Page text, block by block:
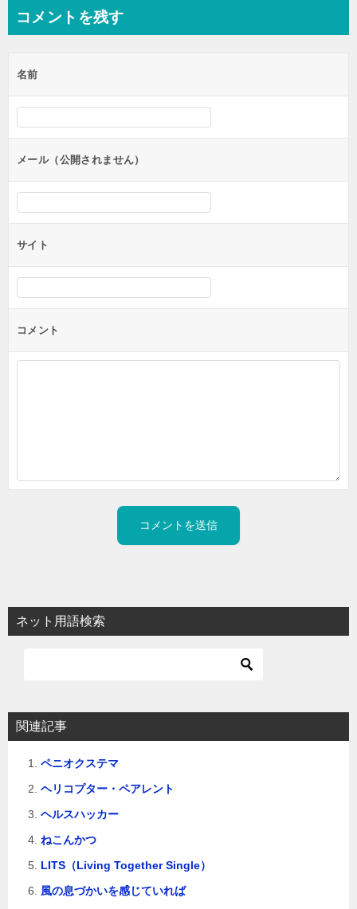
ビ
ー
シ
ン
コメントを残す
名前
メール（公開されません）
サイト
コメント
ネット用語検索
関連記事
ペニオクステマ
ヘリコプター・ペアレント
ヘルスハッカー
ねこんかつ
LITS（Living Together Single）
風の息づかいを感じていれば